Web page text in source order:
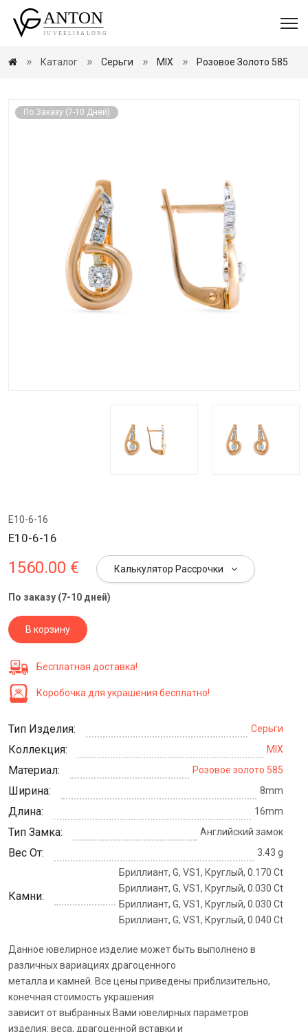
Каталог Серьги MIX Розовое Золото 585
По Заказу (7-10 Дней)
E10-6-16
E10-6-16
1560.00 € Калькулятор Рассрочки
По заказу (7-10 дней)
В корзину
Бесплатная доставка!
Коробочка для украшения бесплатно!
Тип Изделия: Серьги
Коллекция: MIX
Материал: Розовое золото 585
Ширина: 8mm
Длина: 16mm
Тип Замка: Английский замок
Вес От: 3.43 g
Камни:
Бриллиант, G, VS1, Круглый, 0.170 Ct
Бриллиант, G, VS1, Круглый, 0.030 Ct
Бриллиант, G, VS1, Круглый, 0.030 Ct
Бриллиант, G, VS1, Круглый, 0.040 Ct
Данное ювелирное изделие может быть выполнено в
различных вариациях драгоценного
металла и камней. Все цены приведены приблизительно,
конечная стоимость украшения
зависит от выбранных Вами ювелирных параметров
изделия: веса, драгоценной вставки и